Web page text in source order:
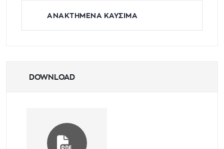
ΑΝΑΚΤΗΜΕΝΑ ΚΑΥΣΙΜΑ
DOWNLOAD